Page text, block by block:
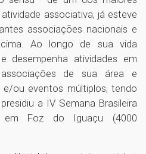
associativa, já esteve
associações nacionais e
Ao longo de sua vida
desempenha atividades em
de sua área e
ou eventos múltiplos, tendo
a IV Semana Brasileira
em Foz do Iguaçu (4000